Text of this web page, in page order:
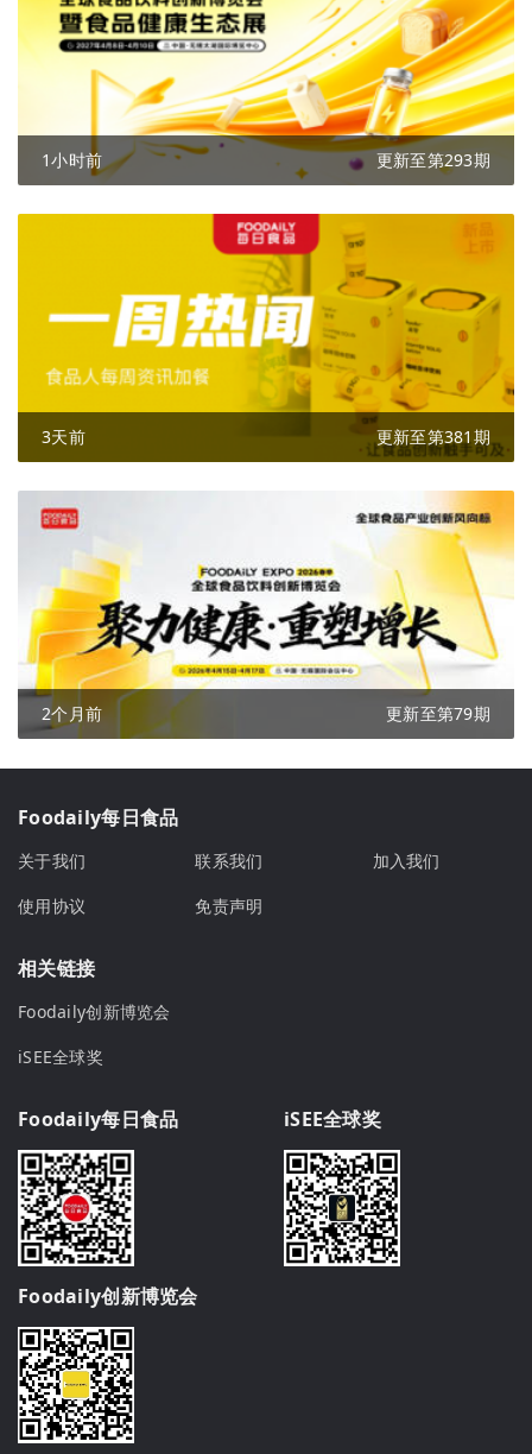
1小时前 更新至第293期
3天前 更新至第381期
2个月前 更新至第79期
Foodaily每日食品
关于我们 联系我们
加入我们
使用协议
免责声明
相关链接
Foodaily创新博览会
iSEE全球奖
Foodaily每日食品 iSEE全球奖
Foodaily创新博览会